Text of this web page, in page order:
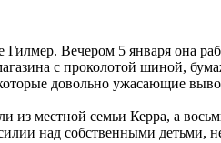
Вечером 5 января она
с проколотой шиной,
довольно ужасающие
из местной семьи Керра, а
над собственными детьми,